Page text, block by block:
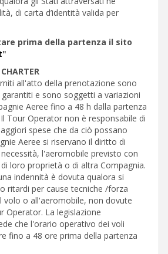
di carta d’identità valida per
prima della partenza il sito
"
all'atto della prenotazione sono
e sono soggetti a variazioni
Aeree fino a 48 h dalla partenza
Tour Operator non è responsabile di
spese che da ciò possano
Aeree si riservano il diritto di
l'aeromobile previsto con
loro proprietà o di altra Compagnia.
indennità è dovuta qualora si
ritardi per cause tecniche /forza
volo o all'aeromobile, non dovute
Operator. La legislazione
che l'orario operativo dei voli
fino a 48 ore prima della partenza